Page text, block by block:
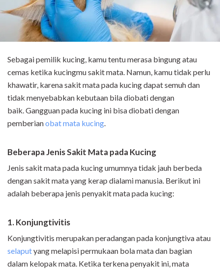
Sebagai pemilik kucing, kamu tentu merasa bingung atau
cemas ketika kucingmu sakit mata. Namun, kamu tidak perlu
khawatir, karena sakit mata pada kucing dapat semuh dan
tidak menyebabkan kebutaan bila diobati dengan
baik. Gangguan pada kucing ini bisa diobati dengan
pemberianobat mata kucing.
Beberapa Jenis Sakit Mata pada Kucing
Jenis sakit mata pada kucing umumnya tidak jauh berbeda
dengan sakit mata yang kerap dialami manusia. Berikut ini
adalah beberapa jenis penyakit mata pada kucing:
1. Konjungtivitis
Konjungtivitis merupakan peradangan pada konjungtiva atau
selaputyang melapisi permukaan bola mata dan bagian
dalam kelopak mata. Ketika terkena penyakit ini, mata